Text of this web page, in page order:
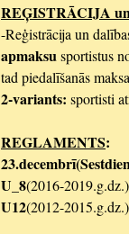
REĢISTRĀCIJA
-Reģistrācija un
apmaksu sportistus
tad piedalīšanās
2-variants: sportisti
REGLAMENTS:
U_8(2016-2019.g.dz.)
U12(2012-2015.g.dz.)